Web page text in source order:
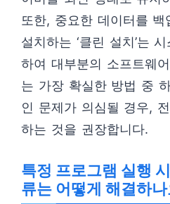
또한, 중요한 데이터를
설치하는 ‘클린 설치’는
하여 대부분의 소프트웨
는 가장 확실한 방법 중
인 문제가 의심될 경우,
하는 것을 권장합니다.
특정 프로그램 실행
류는 어떻게 해결하